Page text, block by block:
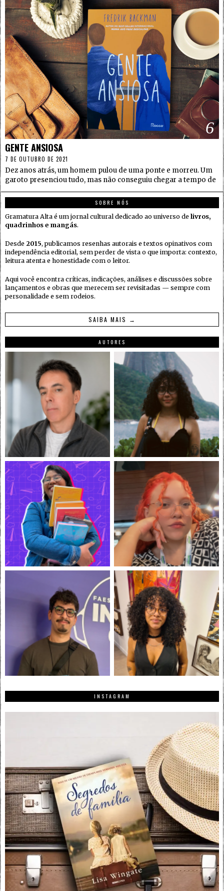
6
GENTE ANSIOSA
7 DE OUTUBRO DE 2021
Dez anos atrás, um homem pulou de uma ponte e morreu. Um
garoto presenciou tudo, mas não conseguiu chegar a tempo de
SOBRE NÓS
Gramatura Alta é um jornal cultural dedicado ao universo de livros,
quadrinhos e mangás.
Desde 2015, publicamos resenhas autorais e textos opinativos com
independência editorial, sem perder de vista o que importa: contexto,
leitura atenta e honestidade com o leitor.
Aqui você encontra críticas, indicações, análises e discussões sobre
lançamentos e obras que merecem ser revisitadas — sempre com
personalidade e sem rodeios.
SAIBA MAIS →
AUTORES
INSTAGRAM